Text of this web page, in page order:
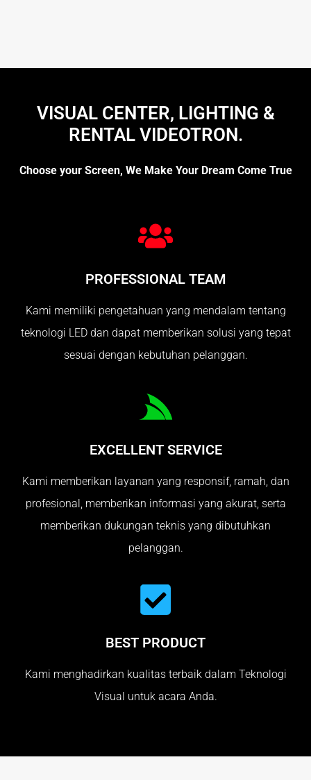
VISUAL CENTER, LIGHTING &
RENTAL VIDEOTRON.
Choose your Screen, We Make Your Dream Come True
PROFESSIONAL TEAM
Kami memiliki pengetahuan yang mendalam tentang
teknologi LED dan dapat memberikan solusi yang tepat
sesuai dengan kebutuhan pelanggan.
EXCELLENT SERVICE
Kami memberikan layanan yang responsif, ramah, dan
profesional, memberikan informasi yang akurat, serta
memberikan dukungan teknis yang dibutuhkan
pelanggan.
BEST PRODUCT
Kami menghadirkan kualitas terbaik dalam Teknologi
Visual untuk acara Anda.